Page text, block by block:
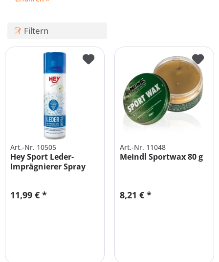
Filtern
Art.-Nr. 10505
Hey Sport Leder-
Imprägnierer Spray
11,99 € *
Art.-Nr. 11048
Meindl Sportwax 80 g
8,21 € *